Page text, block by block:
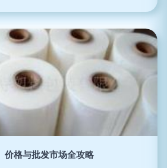
价格与批发市场全攻略